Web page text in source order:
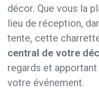
décor. Que vous la
lieu de réception,
tente, cette
central de votre
regards et
votre événement.